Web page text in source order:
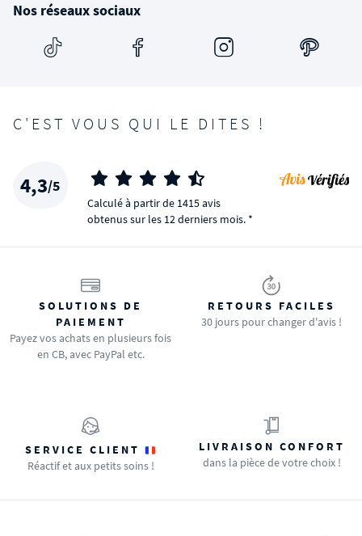
Nos réseaux sociaux
C'EST VOUS QUI LE DITES !
4,3/5
Calculé à partir de 1415 avis
obtenus sur les 12 derniers mois. *
SOLUTIONS DE
PAIEMENT
Payez vos achats en plusieurs fois
en CB, avec PayPal etc.
RETOURS FACILES
30 jours pour changer d'avis !
SERVICE CLIENT
Réactif et aux petits soins !
LIVRAISON CONFORT
dans la pièce de votre choix !